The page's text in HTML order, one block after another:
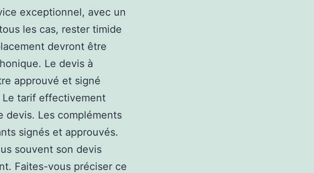
exceptionnel, avec un
les cas, rester timide
devront être
Le devis à
approuvé et signé
Le tarif effectivement
devis. Les compléments
signés et approuvés.
souvent son devis
Faites-vous préciser ce